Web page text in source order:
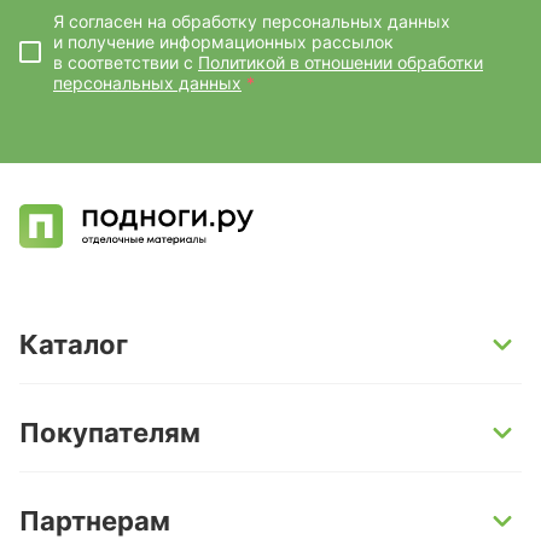
Я согласен на обработку персональных данных
и получение информационных рассылок
в соответствии с Политикой в отношении обработки
персональных данных *
Каталог
Кварц-винил и LVT-плитка
Ламинат
Покупателям
Условия доставки
Партнерам